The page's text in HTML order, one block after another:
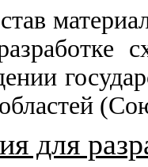
с
ении
тей
для